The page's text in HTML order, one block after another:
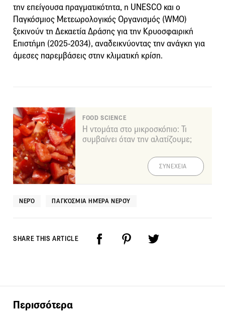
την επείγουσα πραγματικότητα, η UNESCO και ο
Παγκόσμιος Μετεωρολογικός Οργανισμός (WMO)
ξεκινούν τη Δεκαετία Δράσης για την Κρυοσφαιρική
Επιστήμη (2025-2034), αναδεικνύοντας την ανάγκη για
άμεσες παρεμβάσεις στην κλιματική κρίση.
FOOD SCIENCE
Η ντομάτα στο μικροσκόπιο: Τι
συμβαίνει όταν την αλατίζουμε;
ΣΥΝΕΧΕΙΑ
ΝΕΡΌ ΠΑΓΚΌΣΜΙΑ ΗΜΈΡΑ ΝΕΡΟΎ
SHARE THIS ARTICLE
Περισσότερα